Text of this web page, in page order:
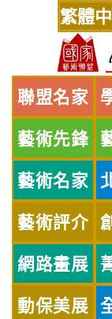
繁體
聯盟名家
藝術先鋒
藝術名家
藝術評介
網路畫展
動保美展